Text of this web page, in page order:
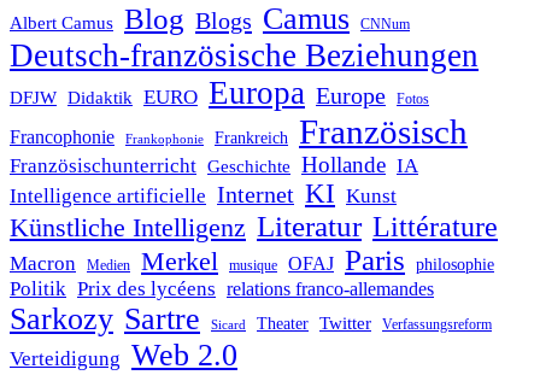
Albert Camus Blog Blogs Camus CNNum
Deutsch-französische Beziehungen
DFJW Didaktik EURO Europa Europe Fotos
Francophonie Frankophonie Frankreich Französisch
Französischunterricht Geschichte Hollande IA
Intelligence artificielle Internet KI Kunst
Künstliche Intelligenz Literatur Littérature
Macron Medien Merkel musique OFAJ Paris philosophie
Politik Prix des lycéens relations franco-allemandes
Sarkozy Sartre Sicard Theater Twitter Verfassungsreform
Verteidigung Web 2.0